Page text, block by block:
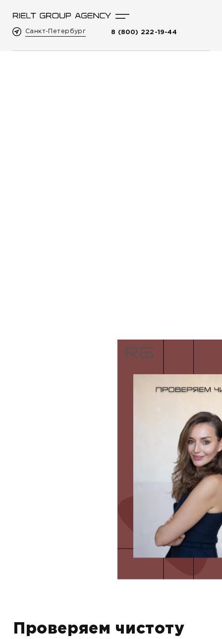
Санкт-Петербург 8 (800) 222-19-44
Проверяем чистоту